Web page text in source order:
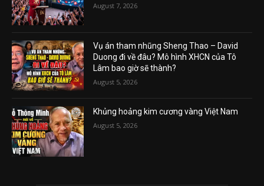
August 7, 2026
Vụ án tham nhũng Sheng Thao – David
Duong đi về đâu? Mô hình XHCN của Tô
Lâm bao giờ sẽ thành?
August 5, 2026
Khủng hoảng kim cương vàng Việt Nam
August 5, 2026